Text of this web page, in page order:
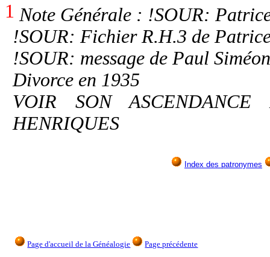
1 Note Générale : !SOUR:
!SOUR: Fichier R.H.3 de
!SOUR: message de Paul
Divorce en 1935
VOIR SON
HENRIQUES
Index des patronymes
Page d'accueil de la Généalogie Page précédente